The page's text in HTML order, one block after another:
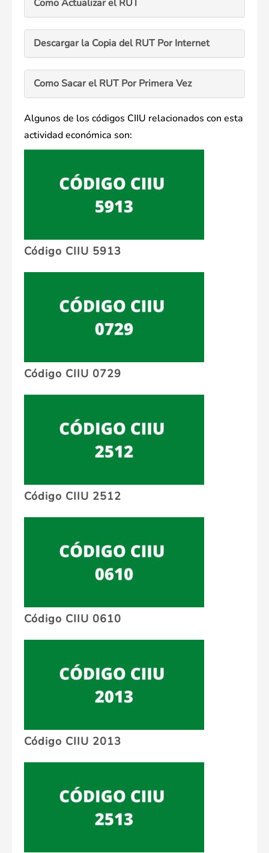
Como Actualizar el RUT
Descargar la Copia del RUT Por Internet
Como Sacar el RUT Por Primera Vez
Algunos de los códigos CIIU relacionados con esta
actividad económica son:
Código CIIU 5913
Código CIIU 0729
Código CIIU 2512
Código CIIU 0610
Código CIIU 2013